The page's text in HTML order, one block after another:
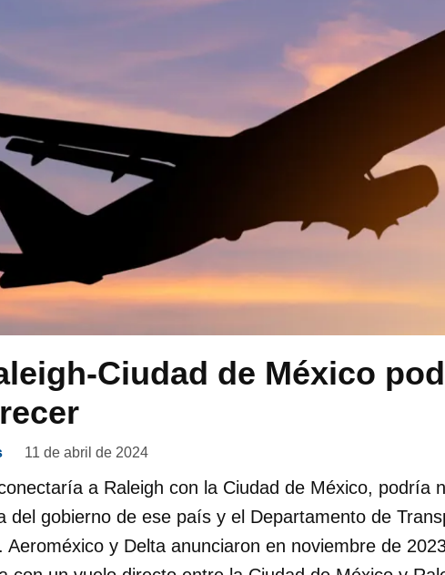
Ciudad de México
11 de abril de 2024
a Raleigh con la Ciudad de México, podría
del gobierno de ese país y el Departamento de
Aeroméxico y Delta anunciaron en noviembre de